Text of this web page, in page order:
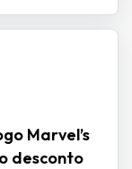
Marvel’s
desconto